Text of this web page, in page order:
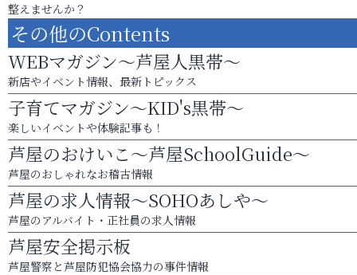
整えませんか？
その他のContents
WEBマガジン～芦屋人黒帯～
新店やイベント情報、最新トピックス
子育てマガジン～KID's黒帯～
楽しいイベントや体験記事も！
芦屋のおけいこ～芦屋SchoolGuide～
芦屋のおしゃれなお稽古情報
芦屋の求人情報～SOHOあしや～
芦屋のアルバイト・正社員の求人情報
芦屋安全掲示板
芦屋警察と芦屋防犯協会協力の事件情報